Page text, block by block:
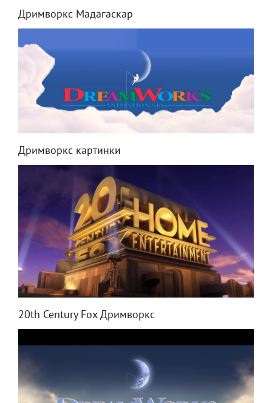
Дримворкс Мадагаскар
Дримворкс картинки
20th Century Fox Дримворкс